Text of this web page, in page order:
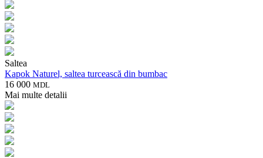
Saltea
Kapok Naturel, saltea turcească din bumbac
16 000 MDL
Mai multe detalii